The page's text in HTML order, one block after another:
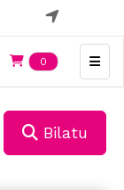
0 Items en
Bilatu